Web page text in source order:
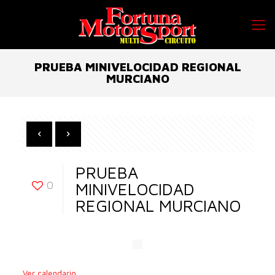
PRUEBA MINIVELOCIDAD REGIONAL
MURCIANO
0
PRUEBA
MINIVELOCIDAD
REGIONAL MURCIANO